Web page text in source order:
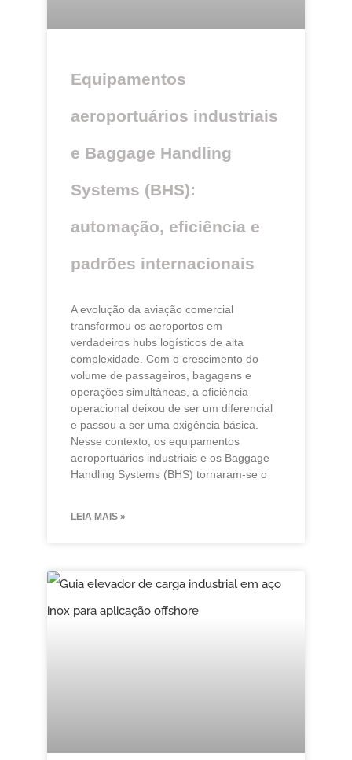
Equipamentos
aeroportuários industriais
e Baggage Handling
Systems (BHS):
automação, eficiência e
padrões internacionais
A evolução da aviação comercial
transformou os aeroportos em
verdadeiros hubs logísticos de alta
complexidade. Com o crescimento do
volume de passageiros, bagagens e
operações simultâneas, a eficiência
operacional deixou de ser um diferencial
e passou a ser uma exigência básica.
Nesse contexto, os equipamentos
aeroportuários industriais e os Baggage
Handling Systems (BHS) tornaram-se o
LEIA MAIS »